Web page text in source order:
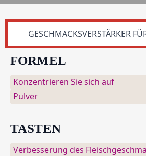
FORMEL
Konzentrieren Sie sich auf
Pulver
TASTEN
Verbesserung des